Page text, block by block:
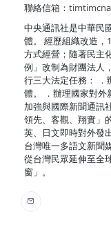
聯絡信箱：
中央通訊社是中華民
體。 經歷組織改造，
方式經營；隨著民主
例」改制為財團法人
行三大法定任務：
體。 ．辦理國家對外
加強與國際新聞通訊
領先、客觀、翔實」
英、日文即時對外發
台灣唯一多語文新聞
從台灣民眾延伸至全
窗」。